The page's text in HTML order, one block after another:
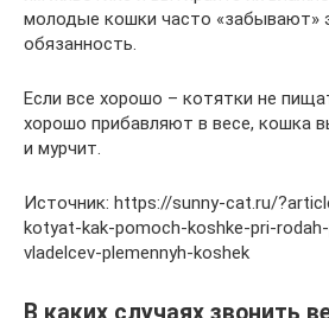
молодые кошки часто «забывают»
обязанность.
Если все хорошо – котятки не
хорошо прибавляют в весе, кошка
и мурчит.
Источник: https://sunny-cat.ru/
kotyat-kak-pomoch-koshke-pri-
vladelcev-plemennyh-koshek